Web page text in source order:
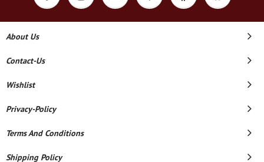
About Us
Contact-Us
Wishlist
Privacy-Policy
Terms And Conditions
Shipping Policy